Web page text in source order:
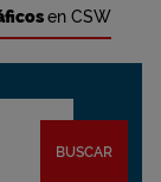
en CSW
BUSCAR